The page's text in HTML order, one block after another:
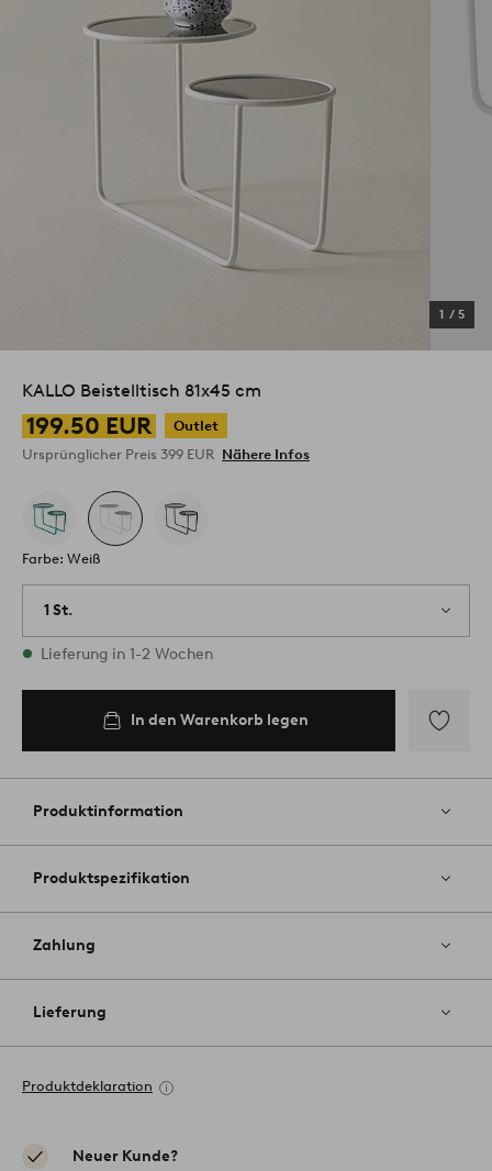
1 / 5
KALLO Beistelltisch 81x45 cm
199.50 EUR
Outlet
Ursprünglicher Preis 399 EUR Nähere Infos
Farbe: Weiß
1 St.
Vorrätig
Lieferung in 1-2 Wochen
In den Warenkorb legen
Favoriten
Produktinformation
Produktspezifikation
Zahlung
Lieferung
Produktdeklaration
Neuer Kunde?